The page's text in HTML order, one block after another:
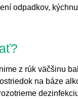
odpadkov,
z rúk väčšinu
na báze